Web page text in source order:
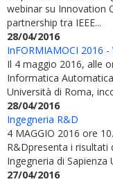
webinar su Innovation
partnership tra IEEE...
28/04/2016
InFORMIAMOCI 2016
Il 4 maggio 2016, alle
Informatica
Università di Roma,
28/04/2016
Ingegneria R&D
4 MAGGIO 2016 ore
R&Dpresenta i risultati
Ingegneria di Sapienza
27/04/2016